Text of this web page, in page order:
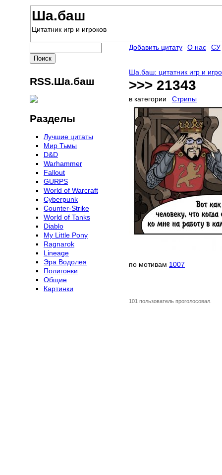
Ша.баш
Цитатник игр и игроков
Ша.баш: цитатник игр и
>>> 21343
в категории Стрипы
по мотивам 1007
101 пользователь проголосовал.
Добавить цитату О нас СУ
RSS.Ша.баш
Разделы
Лучшие цитаты
Мир Тьмы
D&D
Warhammer
Fallout
GURPS
World of Warcraft
Сyberpunk
Counter-Strike
World of Tanks
Diablo
My Little Pony
Ragnarok
Lineage
Эра Водолея
Полигонки
Общие
Картинки